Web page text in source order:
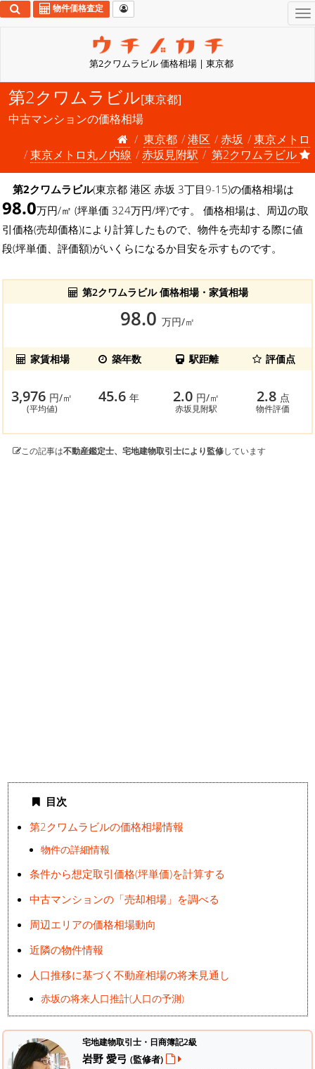
第2クワムラビル 価格相場 | 東京都
物件価格査定
第2クワムラビル[東京都]
中古マンションの価格相場
東京都
港区 赤坂
東京メトロ
東京メトロ丸ノ内線
赤坂見附駅 第2クワムラビル
第2クワムラビル(東京都 港区 赤坂 3丁目9-15)の価格相場は
98.0万円/㎡ (坪単価 324万円/坪)です。 価格相場は、周辺の取
引価格(売却価格)により計算したもので、物件を売却する際に値
段(坪単価、評価額)がいくらになるか目安を示すものです。
第2クワムラビル 価格相場・家賃相場
98.0 万円/㎡
家賃相場 築年数 駅距離 評価点
3,976 円/㎡
(平均値)
45.6年 2.0 円/㎡
赤坂見附駅
2.8 点
物件評価
この記事は不動産鑑定士、宅地建物取引士により監修しています
目次
第2クワムラビルの価格相場情報
物件の詳細情報
条件から想定取引価格(坪単価)を計算する
中古マンションの「売却相場」を調べる
周辺エリアの価格相場動向
近隣の物件情報
人口推移に基づく不動産相場の将来見通し
赤坂の将来人口推計(人口の予測)
宅地建物取引士・日商簿記2級
岩野 愛弓 (監修者)